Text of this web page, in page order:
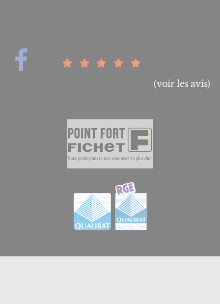
(voir les avis)